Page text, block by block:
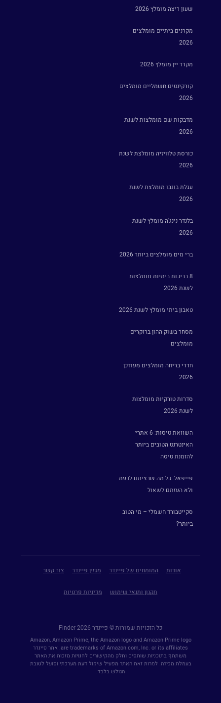
שעון ריצה מומלץ 2026
מקרנים ביתיים מומלצים
2026
מקרר יין מומלץ 2026
קורקינטים חשמליים מומלצים
2026
מדבקות שם מומלצות לשנת
2026
כורסת טלוויזיה מומלצת לשנת
2026
עגלת בוגבו מומלצת לשנת
2026
בלנדר נינג'ה מומלץ לשנת
2026
ברי מים מומלצים ביותר 2026
8 בריכות ביתיות מומלצות
לשנת 2026
טאבון ביתי מומלץ לשנת 2026
מסחר בשוק ההון ברוקרים
מומלצים
חדרי בריחה מומלצים מעודכן
2026
סדרות טורקיות מומלצות
לשנת 2026
השוואת טיסות: 6 אתרי
האינטרנט הטובים ביותר
להזמנת טיסה
פייפאל: כל מה שרציתם לדעת
ולא העזתם לשאול
סקייטבורד חשמלי – מי הטוב
ביותר?
אודות המומחים של פיינדר מגזין פיינדר צור קשר
תקנון ותנאי שימוש מדיניות פרטיות
כל הזכויות שמורות © פיינדר Finder 2026
Amazon, Amazon Prime, the Amazon logo and Amazon Prime logo
are trademarks of Amazon.com, Inc. or its affiliates. אתר פיינדר
משתתף בתוכניות שותפים וחלק מהקישורים לחנויות מזכות את האתר
בעמלת מכירה. למרות זאת האתר מפעיל שיקול דעת מערכתי ופועל לטובת
הגולש בלבד.